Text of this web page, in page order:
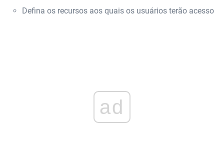
Defina os recursos aos quais os usuários terão acesso
ad